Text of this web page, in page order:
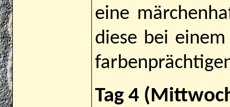
eine
diese bei
Tag 4